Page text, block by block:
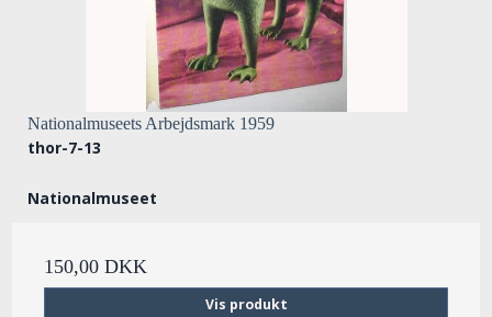
Nationalmuseets Arbejdsmark 1959
thor-7-13
Nationalmuseet
150,00 DKK
Vis produkt